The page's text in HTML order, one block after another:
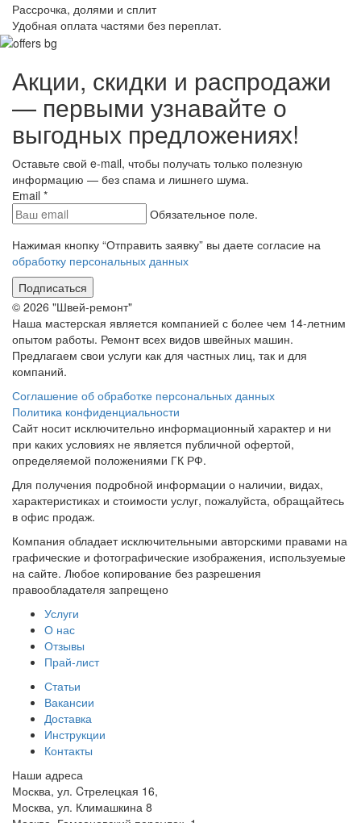
Рассрочка, долями и сплит
Удобная оплата частями без переплат.
Акции, скидки и распродажи
— первыми узнавайте о
выгодных предложениях!
Оставьте свой e-mail, чтобы получать только полезную
информацию — без спама и лишнего шума.
Еmail *
Обязательное поле.
Нажимая кнопку “Отправить заявку” вы даете согласие на
обработку персональных данных
Подписаться
© 2026 "Швей-ремонт"
Наша мастерская является компанией с более чем 14-летним
опытом работы. Ремонт всех видов швейных машин.
Предлагаем свои услуги как для частных лиц, так и для
компаний.
Соглашение об обработке персональных данных
Политика конфиденциальности
Сайт носит исключительно информационный характер и ни
при каких условиях не является публичной офертой,
определяемой положениями ГК РФ.
Для получения подробной информации о наличии, видах,
характеристиках и стоимости услуг, пожалуйста, обращайтесь
в офис продаж.
Компания обладает исключительными авторскими правами на
графические и фотографические изображения, используемые
на сайте. Любое копирование без разрешения
правообладателя запрещено
Услуги
О нас
Отзывы
Прай-лист
Статьи
Вакансии
Доставка
Инструкции
Контакты
Наши адреса
Москва, ул. Cтрелецкая 16,
Москва, ул. Климашкина 8